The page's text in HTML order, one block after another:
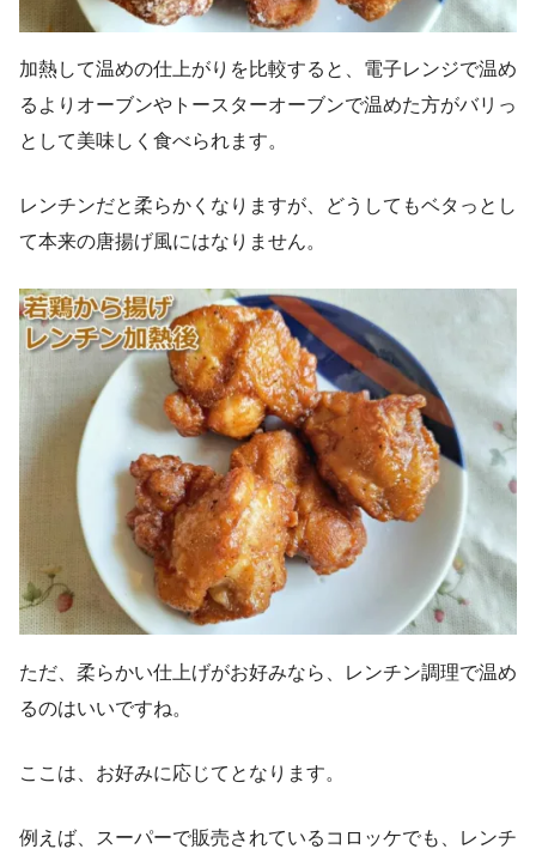
加熱して温めの仕上がりを比較すると、電子レンジで温め
るよりオーブンやトースターオーブンで温めた方がバリっ
として美味しく食べられます。
レンチンだと柔らかくなりますが、どうしてもベタっとし
て本来の唐揚げ風にはなりません。
ただ、柔らかい仕上げがお好みなら、レンチン調理で温め
るのはいいですね。
ここは、お好みに応じてとなります。
例えば、スーパーで販売されているコロッケでも、レンチ